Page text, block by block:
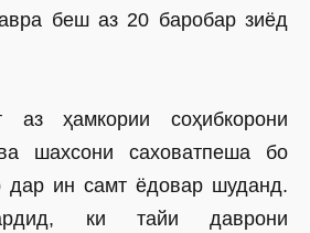
беш аз 20 баробар зиёд
аз ҳамкории соҳибкорони
шахсони саховатпеша бо
дар ин самт ёдовар шуданд.
ки тайи даврони